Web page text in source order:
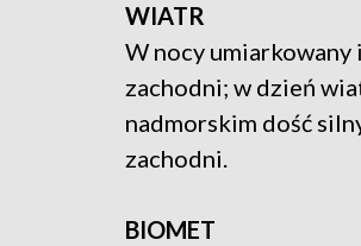
WIATR
W nocy umiarkowany
zachodni; w dzień
nadmorskim dość
zachodni.
BIOMET